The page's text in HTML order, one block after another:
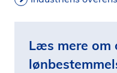
Læs mere om